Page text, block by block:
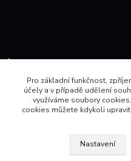
604 157410 , 602
Pro základní funkčnost,
účely a v případě udělení
využíváme soubory
cookies můžete kdykoli
Nastavení